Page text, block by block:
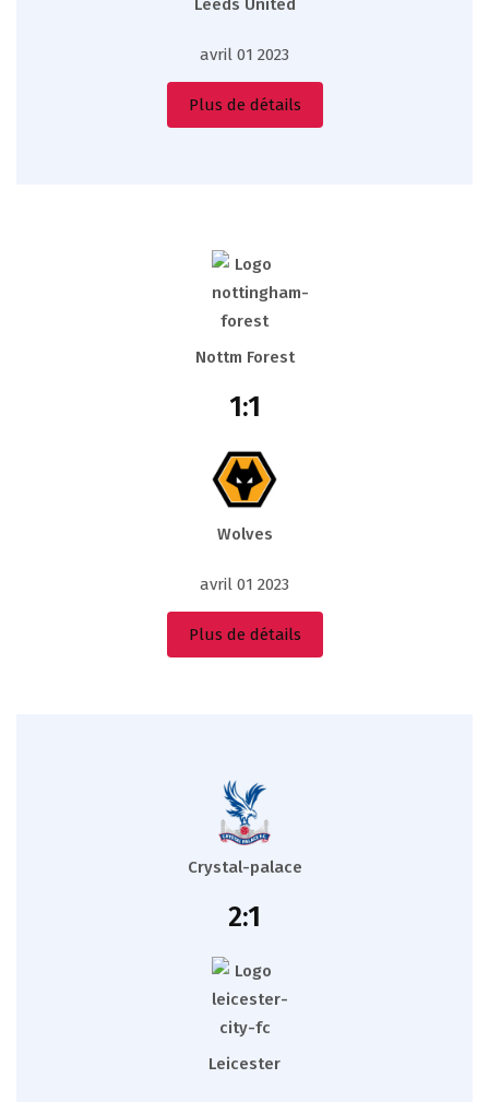
Leeds United
avril 01 2023
Plus de détails
Nottm Forest
1:1
Wolves
avril 01 2023
Plus de détails
Crystal-palace
2:1
Leicester